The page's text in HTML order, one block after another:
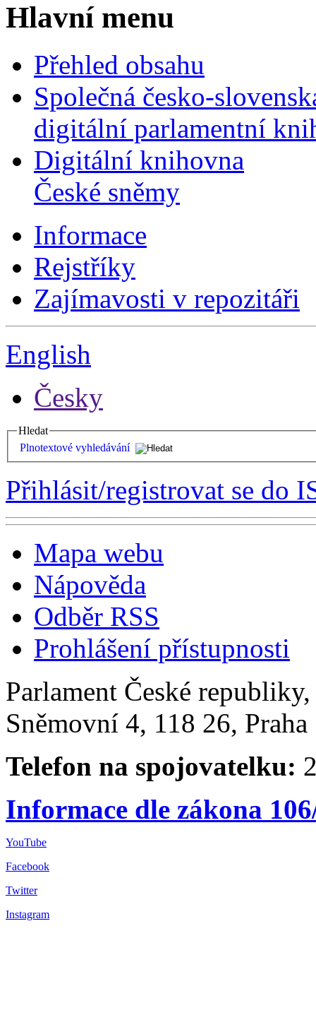
Hlavní menu
Přehled obsahu
Společná česko-
digitální parlamentní
Digitální knihovna
České sněmy
Informace
Rejstříky
Zajímavosti v repozitáři
English
Česky
Hledat
Plnotextové vyhledávání
Přihlásit/registrovat se do
Mapa webu
Nápověda
Odběr RSS
Prohlášení přístupnosti
Parlament České
Sněmovní 4, 118 26,
Telefon na spojovatelku:
Informace dle zákona
YouTube
Facebook
Twitter
Instagram